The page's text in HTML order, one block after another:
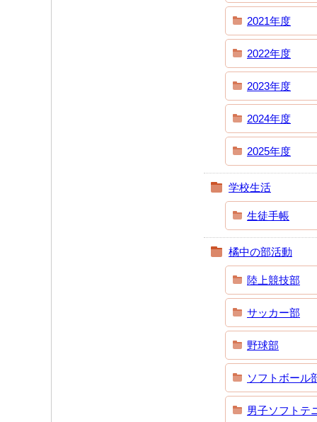
2021年度
2022年度
2023年度
2024年度
2025年度
学校生活
生徒手帳
橘中の部活動
陸上競技部
サッカー部
野球部
ソフトボール
男子ソフトテ